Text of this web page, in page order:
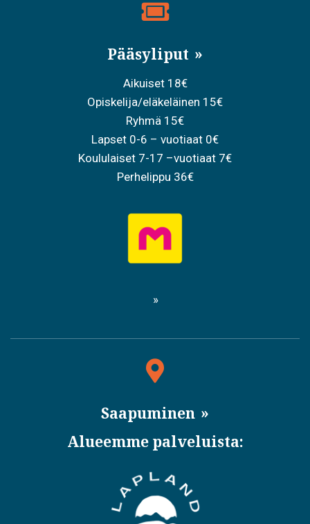
Pääsyliput
Aikuiset 18€
Opiskelija/eläkeläinen 15€
Ryhmä 15€
Lapset 0-6 – vuotiaat 0€
Koululaiset 7-17 –vuotiaat 7€
Perhelippu 36€
Saapuminen
Alueemme palveluista: